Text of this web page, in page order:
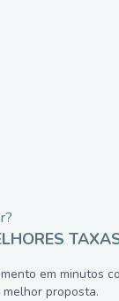
em minutos
proposta.